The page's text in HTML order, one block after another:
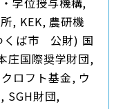
, KEK, 農研機
くば市 公財) 国
庄国際奨学財団,
ロフト基金, ウ
SGH財団,